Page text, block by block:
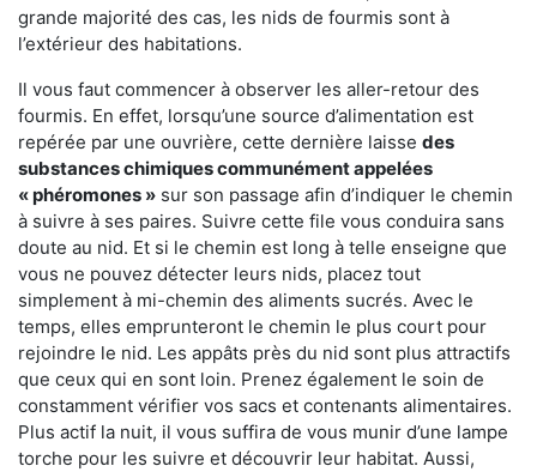
grande majorité des cas, les nids de fourmis sont à
l’extérieur des habitations.
Il vous faut commencer à observer les aller-retour des
fourmis. En effet, lorsqu’une source d’alimentation est
repérée par une ouvrière, cette dernière laisse des
substances chimiques communément appelées
« phéromones » sur son passage afin d’indiquer le chemin
à suivre à ses paires. Suivre cette file vous conduira sans
doute au nid. Et si le chemin est long à telle enseigne que
vous ne pouvez détecter leurs nids, placez tout
simplement à mi-chemin des aliments sucrés. Avec le
temps, elles emprunteront le chemin le plus court pour
rejoindre le nid. Les appâts près du nid sont plus attractifs
que ceux qui en sont loin. Prenez également le soin de
constamment vérifier vos sacs et contenants alimentaires.
Plus actif la nuit, il vous suffira de vous munir d’une lampe
torche pour les suivre et découvrir leur habitat. Aussi,